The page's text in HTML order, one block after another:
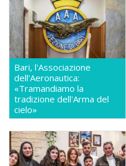
Bari, l'Associazione
dell'Aeronautica:
«Tramandiamo la
tradizione dell'Arma del
cielo»